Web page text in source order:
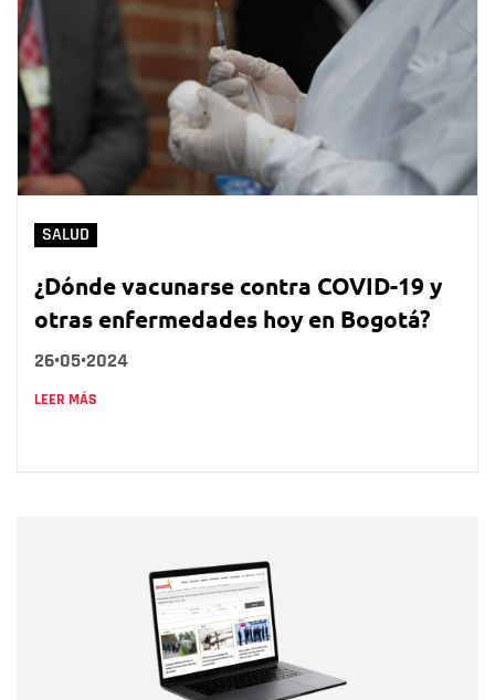
SALUD
¿Dónde vacunarse contra COVID-19 y
otras enfermedades hoy en Bogotá?
26•05•2024
LEER MÁS
Correo electrónico